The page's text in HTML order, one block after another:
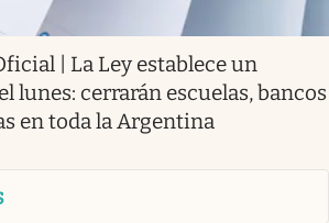
| La Ley establece un
lunes: cerrarán escuelas, bancos
en toda la Argentina